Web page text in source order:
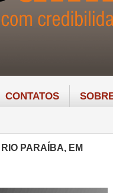
CONTATOS
PARAÍBA, EM